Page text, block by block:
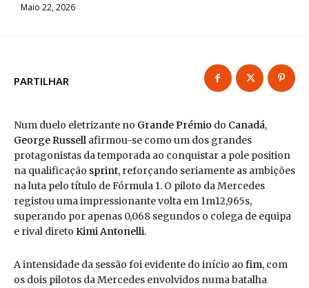
Maio 22, 2026
PARTILHAR
Num duelo eletrizante no Grande Prémio do Canadá,
George Russell afirmou-se como um dos grandes
protagonistas da temporada ao conquistar a pole position
na qualificação sprint, reforçando seriamente as ambições
na luta pelo título de Fórmula 1. O piloto da Mercedes
registou uma impressionante volta em 1m12,965s,
superando por apenas 0,068 segundos o colega de equipa
e rival direto Kimi Antonelli.
A intensidade da sessão foi evidente do início ao fim, com
os dois pilotos da Mercedes envolvidos numa batalha